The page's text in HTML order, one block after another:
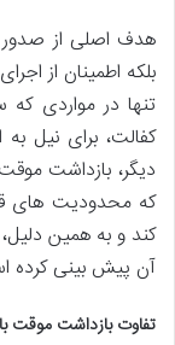
هدف اصلی از صدور
بلکه اطمینان از
تنها در مواردی که
کفالت، برای نیل
دیگر، بازداشت
که محدودیت های
کند و به همین
آن پیش بینی کرده
تفاوت بازداشت موقت